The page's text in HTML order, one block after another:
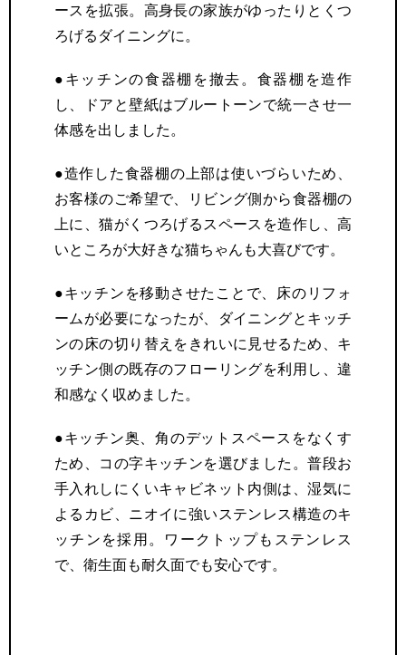
ースを拡張。高身長の家族がゆったりとくつ
ろげるダイニングに。
●キッチンの食器棚を撤去。食器棚を造作
し、ドアと壁紙はブルートーンで統一させ一
体感を出しました。
●造作した食器棚の上部は使いづらいため、
お客様のご希望で、リビング側から食器棚の
上に、猫がくつろげるスペースを造作し、高
いところが大好きな猫ちゃんも大喜びです。
●キッチンを移動させたことで、床のリフォ
ームが必要になったが、ダイニングとキッチ
ンの床の切り替えをきれいに見せるため、キ
ッチン側の既存のフローリングを利用し、違
和感なく収めました。
●キッチン奥、角のデットスペースをなくす
ため、コの字キッチンを選びました。普段お
手入れしにくいキャビネット内側は、湿気に
よるカビ、ニオイに強いステンレス構造のキ
ッチンを採用。ワークトップもステンレス
で、衛生面も耐久面でも安心です。